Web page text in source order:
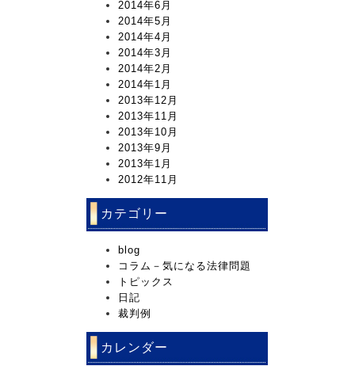
2014年6月
2014年5月
2014年4月
2014年3月
2014年2月
2014年1月
2013年12月
2013年11月
2013年10月
2013年9月
2013年1月
2012年11月
カテゴリー
blog
コラム－気になる法律問題
トピックス
日記
裁判例
カレンダー